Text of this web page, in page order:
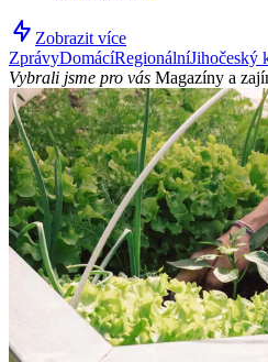
Zobrazit více
ZprávyDomácíRegionálníJihočeský
Vybrali jsme pro vás Magazíny a